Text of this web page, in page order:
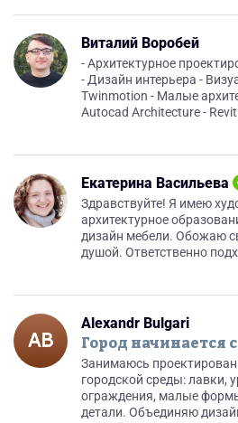
Виталий Воробей
- Архитектурное
- Дизайн интерьера -
Twinmotion - Малые
Autocad Architecture -
Екатерина Васильева
Здравствуйте! Я имею
архитектурное
дизайн мебели. Обожаю
душой. Ответственно
Alexandr Bulgari
Город начинается
Занимаюсь
городской среды: лавки,
ограждения, малые
детали. Объединяю